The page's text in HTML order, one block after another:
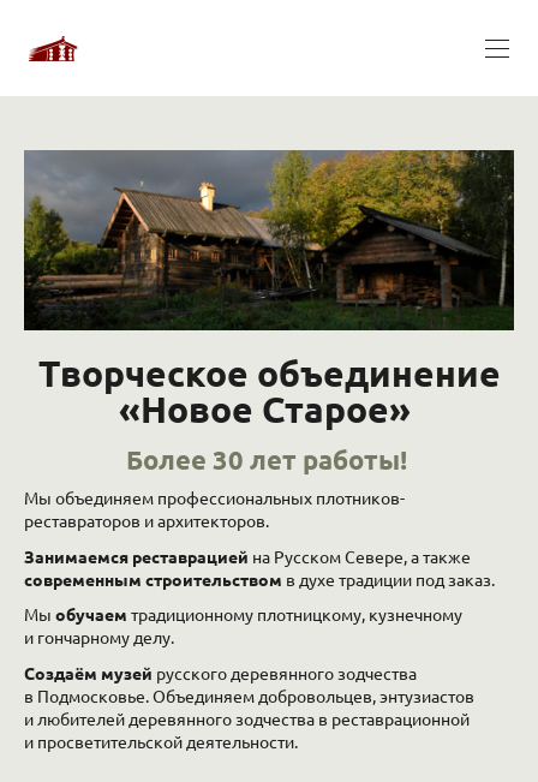
Творческое объединение
«Новое Старое»
Более 30 лет работы!
Мы объединяем профессиональных плотников-
реставраторов и архитекторов.
Занимаемся реставрацией на Русском Севере, а также
современным строительством в духе традиции под заказ.
Мы обучаем традиционному плотницкому, кузнечному
и гончарному делу.
Создаём музей русского деревянного зодчества
в Подмосковье. Объединяем добровольцев, энтузиастов
и любителей деревянного зодчества в реставрационной
и просветительской деятельности.